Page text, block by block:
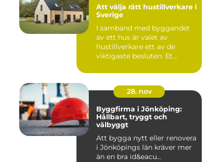
Att välja rätt hustillverkare i
Sverige
I samband med byggandet
av ett hus är valet av
hustillverkare ett av de
viktigaste besluten. Et...
28. nov
Byggfirma i Jönköping:
Hållbart, tryggt och
välbyggt
Att bygga nytt eller renovera
i Jönköpings län kräver mer
än en bra id&eacu...